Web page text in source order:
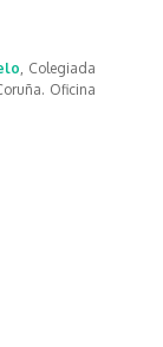
, Colegiada
Oficina